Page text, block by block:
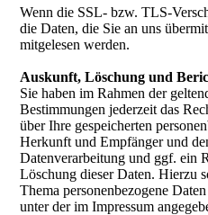
Wenn die SSL- bzw. TLS-
die Daten, die Sie an uns
mitgelesen werden.
Auskunft, Löschung und
Sie haben im Rahmen der
Bestimmungen jederzeit das
über Ihre gespeicherten
Herkunft und Empfänger und
Datenverarbeitung und ggf. ein
Löschung dieser Daten. Hierzu
Thema personenbezogene
unter der im Impressum